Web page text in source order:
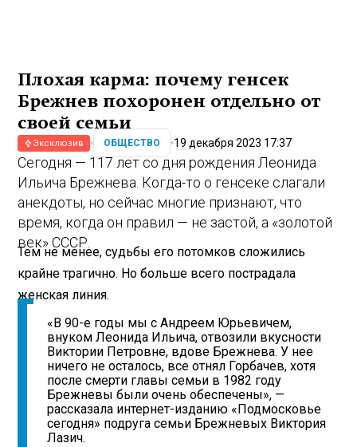
Плохая карма: почему генсек
Брежнев похоронен отдельно от
своей семьи
Эксклюзив ОБЩЕСТВО 19 декабря 2023 17:37
Сегодня — 117 лет со дня рождения Леонида
Ильича Брежнева. Когда-то о генсеке слагали
анекдоты, но сейчас многие признают, что
время, когда он правил — не застой, а «золотой
век» СССР.
Тем не менее, судьбы его потомков сложились
крайне трагично. Но больше всего пострадала
женская линия.
«В 90-е годы мы с Андреем Юрьевичем,
внуком Леонида Ильича, отвозили вкусности
Виктории Петровне, вдове Брежнева. У нее
ничего не осталось, все отнял Горбачев, хотя
после смерти главы семьи в 1982 году
Брежневы были очень обеспечены», —
рассказала интернет-изданию «Подмосковье
сегодня» подруга семьи Брежневых Виктория
Лазич.